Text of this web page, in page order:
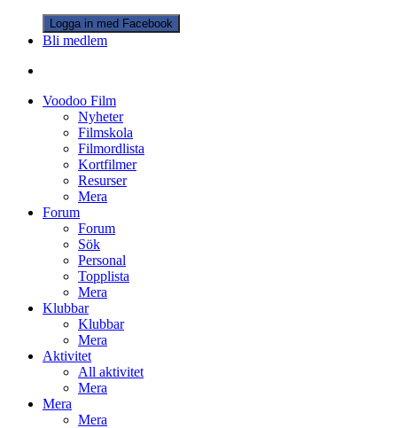
Logga in med Facebook
Bli medlem
Voodoo Film
Nyheter
Filmskola
Filmordlista
Kortfilmer
Resurser
Mera
Forum
Forum
Sök
Personal
Topplista
Mera
Klubbar
Klubbar
Mera
Aktivitet
All aktivitet
Mera
Mera
Mera